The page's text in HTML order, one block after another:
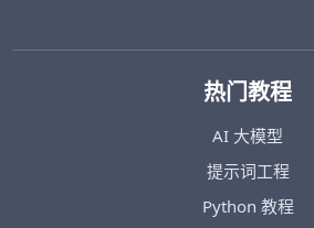
热门教程
AI 大模型
提示词工程
Python 教程